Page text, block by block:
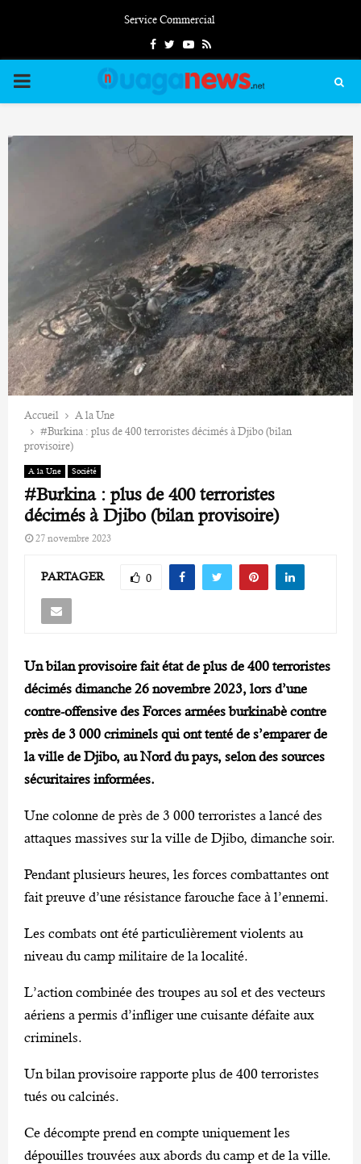
Service Commercial
FacebookTwitterYoutube
Rss
PRIMARY
Accueil
A la Une
#Burkina : plus de 400 terroristes décimés à Djibo (bilan
provisoire)
A la Une Société
#Burkina : plus de 400 terroristes
décimés à Djibo (bilan provisoire)
27 novembre 2023
PARTAGER 0
Un bilan provisoire fait état de plus de 400 terroristes
décimés dimanche 26 novembre 2023, lors d’une
contre-offensive des Forces armées burkinabè contre
près de 3 000 criminels qui ont tenté de s’emparer de
la ville de Djibo, au Nord du pays, selon des sources
sécuritaires informées.
Une colonne de près de 3 000 terroristes a lancé des
attaques massives sur la ville de Djibo, dimanche soir.
Pendant plusieurs heures, les forces combattantes ont
fait preuve d’une résistance farouche face à l’ennemi.
Les combats ont été particulièrement violents au
niveau du camp militaire de la localité.
L’action combinée des troupes au sol et des vecteurs
aériens a permis d’infliger une cuisante défaite aux
criminels.
Un bilan provisoire rapporte plus de 400 terroristes
tués ou calcinés.
Ce décompte prend en compte uniquement les
dépouilles trouvées aux abords du camp et de la ville.